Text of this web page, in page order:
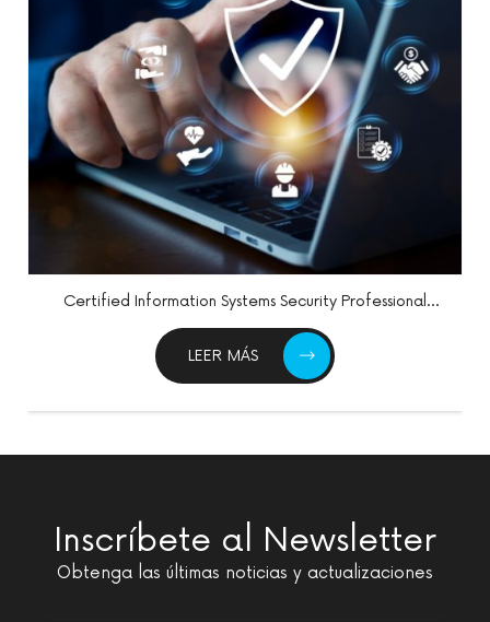
Certified Network Defender v3
LEER MÁS
Inscríbete al Newsletter
Obtenga las últimas noticias y actualizaciones